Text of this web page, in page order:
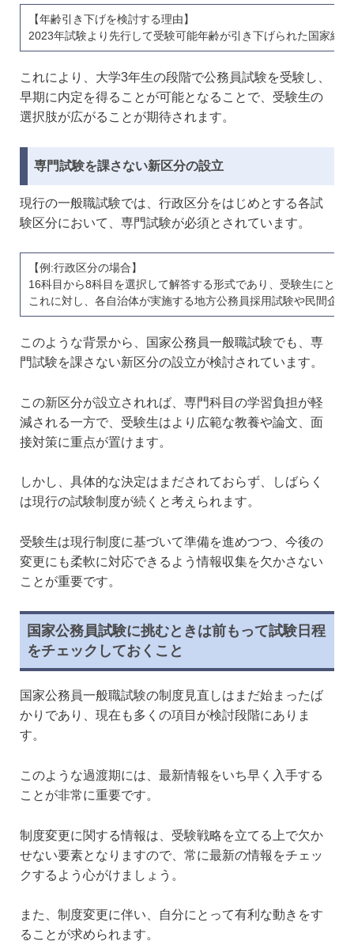
【年齢引き下げを検討する理由】
2023年試験より先行して受験可能年齢が引き下げられた国家総
これにより、大学3年生の段階で公務員試験を受験し、
早期に内定を得ることが可能となることで、受験生の
選択肢が広がることが期待されます。
専門試験を課さない新区分の設立
現行の一般職試験では、行政区分をはじめとする各試
験区分において、専門試験が必須とされています。
【例:行政区分の場合】
16科目から8科目を選択して解答する形式であり、受験生にとっ
これに対し、各自治体が実施する地方公務員採用試験や民間企
このような背景から、国家公務員一般職試験でも、専
門試験を課さない新区分の設立が検討されています。
この新区分が設立されれば、専門科目の学習負担が軽
減される一方で、受験生はより広範な教養や論文、面
接対策に重点が置けます。
しかし、具体的な決定はまだされておらず、しばらく
は現行の試験制度が続くと考えられます。
受験生は現行制度に基づいて準備を進めつつ、今後の
変更にも柔軟に対応できるよう情報収集を欠かさない
ことが重要です。
国家公務員試験に挑むときは前もって試験日程
をチェックしておくこと
国家公務員一般職試験の制度見直しはまだ始まったば
かりであり、現在も多くの項目が検討段階にありま
す。
このような過渡期には、最新情報をいち早く入手する
ことが非常に重要です。
制度変更に関する情報は、受験戦略を立てる上で欠か
せない要素となりますので、常に最新の情報をチェッ
クするよう心がけましょう。
また、制度変更に伴い、自分にとって有利な動きをす
ることが求められます。